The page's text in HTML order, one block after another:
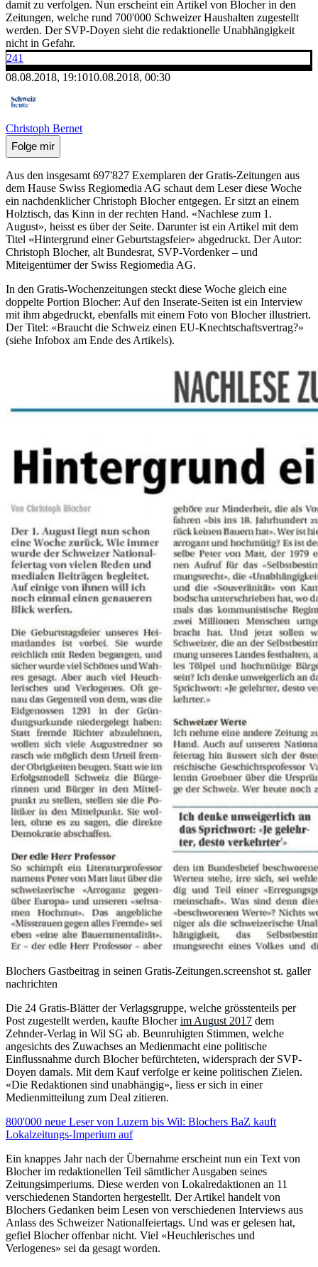
damit zu verfolgen. Nun erscheint ein Artikel von Blocher in den
Zeitungen, welche rund 700'000 Schweizer Haushalten zugestellt
werden. Der SVP-Doyen sieht die redaktionelle Unabhängigkeit
nicht in Gefahr.
241
08.08.2018, 19:1010.08.2018, 00:30
Christoph Bernet
Folge mir
Aus den insgesamt 697'827 Exemplaren der Gratis-Zeitungen aus
dem Hause Swiss Regiomedia AG schaut dem Leser diese Woche
ein nachdenklicher Christoph Blocher entgegen. Er sitzt an einem
Holztisch, das Kinn in der rechten Hand. «Nachlese zum 1.
August», heisst es über der Seite. Darunter ist ein Artikel mit dem
Titel «Hintergrund einer Geburtstagsfeier» abgedruckt. Der Autor:
Christoph Blocher, alt Bundesrat, SVP-Vordenker – und
Miteigentümer der Swiss Regiomedia AG.
In den Gratis-Wochenzeitungen steckt diese Woche gleich eine
doppelte Portion Blocher: Auf den Inserate-Seiten ist ein Interview
mit ihm abgedruckt, ebenfalls mit einem Foto von Blocher illustriert.
Der Titel: «Braucht die Schweiz einen EU-Knechtschaftsvertrag?»
(siehe Infobox am Ende des Artikels).
Blochers Gastbeitrag in seinen Gratis-Zeitungen.screenshot st. galler
nachrichten
Die 24 Gratis-Blätter der Verlagsgruppe, welche grösstenteils per
Post zugestellt werden, kaufte Blocherim August 2017 dem
Zehnder-Verlag in Wil SG ab. Beunruhigten Stimmen, welche
angesichts des Zuwachses an Medienmacht eine politische
Einflussnahme durch Blocher befürchteten, widersprach der SVP-
Doyen damals. Mit dem Kauf verfolge er keine politischen Zielen.
«Die Redaktionen sind unabhängig», liess er sich in einer
Medienmitteilung zum Deal zitieren.
800'000 neue Leser von Luzern bis Wil: Blochers BaZ kauft
Lokalzeitungs-Imperium auf
Ein knappes Jahr nach der Übernahme erscheint nun ein Text von
Blocher im redaktionellen Teil sämtlicher Ausgaben seines
Zeitungsimperiums. Diese werden von Lokalredaktionen an 11
verschiedenen Standorten hergestellt. Der Artikel handelt von
Blochers Gedanken beim Lesen von verschiedenen Interviews aus
Anlass des Schweizer Nationalfeiertags. Und was er gelesen hat,
gefiel Blocher offenbar nicht. Viel «Heuchlerisches und
Verlogenes» sei da gesagt worden.